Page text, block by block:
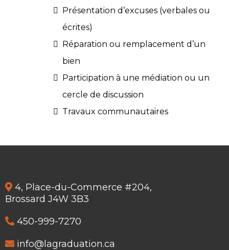
Présentation d’excuses (verbales ou
écrites)
Réparation ou remplacement d’un
bien
Participation à une médiation ou un
cercle de discussion
Travaux communautaires
4, Place-du-Commerce #204,
Brossard J4W 3B3
450-999-7270
info@lagraduation.ca